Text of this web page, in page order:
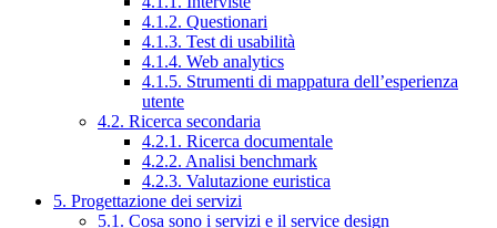
4.1.2. Questionari
4.1.3. Test di usabilità
4.1.4. Web analytics
4.1.5. Strumenti di mappatura dell’esperienza
utente
4.2. Ricerca secondaria
4.2.1. Ricerca documentale
4.2.2. Analisi benchmark
4.2.3. Valutazione euristica
5. Progettazione dei servizi
5.1. Cosa sono i servizi e il service design